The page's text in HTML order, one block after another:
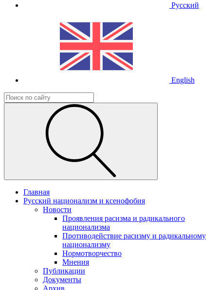
Русский
English
Главная
Русский национализм и ксенофобия
Новости
Проявления расизма и радикального
национализма
Противодействие расизму и радикальному
национализму
Нормотворчество
Мнения
Публикации
Документы
Архив